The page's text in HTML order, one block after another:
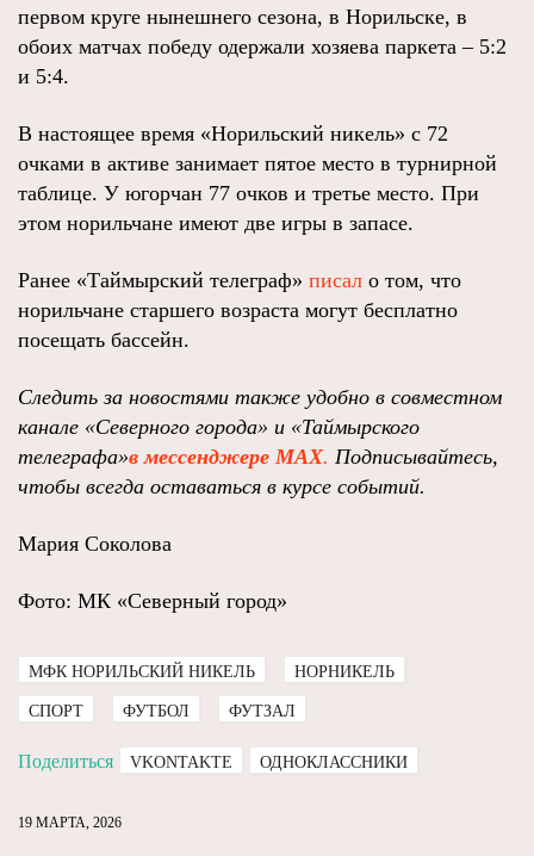
первом круге нынешнего сезона, в Норильске, в
обоих матчах победу одержали хозяева паркета – 5:2
и 5:4.
В настоящее время «Норильский никель» с 72
очками в активе занимает пятое место в турнирной
таблице. У югорчан 77 очков и третье место. При
этом норильчане имеют две игры в запасе.
Ранее «Таймырский телеграф» писал о том, что
норильчане старшего возраста могут бесплатно
посещать бассейн.
Следить за новостями также удобно в совместном
канале «Северного города» и «Таймырского
телеграфа»в мессенджере MAX. Подписывайтесь,
чтобы всегда оставаться в курсе событий.
Мария Соколова
Фото: МК «Северный город»
МФК НОРИЛЬСКИЙ НИКЕЛЬ НОРНИКЕЛЬ
СПОРТ ФУТБОЛ ФУТЗАЛ
Поделиться VKONTAKTE ОДНОКЛАССНИКИ
19 МАРТА, 2026